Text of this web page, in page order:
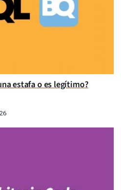
estafa o es legítimo?